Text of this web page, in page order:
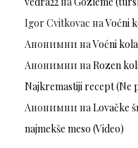
Igor Cvitkovac наVoćni
Анонимни наVoćni
Анонимни наRozen
Najkremastiji recept (Ne
Анонимни наLovačke
najmekše meso (Video)